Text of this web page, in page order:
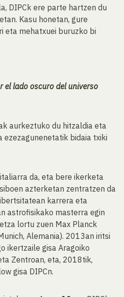
DIPCk ere parte hartzen du
Kasu honetan, gure
eta mehatxuei buruzko bi
el lado oscuro del universo
aurkeztuko du hitzaldia eta
bidaia txiki
da, eta bere ikerketa
azterketan zentratzen da
karrera eta
astrofisikako masterra egin
lortu zuen Max Planck
Alemania). 2013an iritsi
ikertzaile gisa Aragoiko
Zentroan, eta, 2018tik,
gisa DIPCn.